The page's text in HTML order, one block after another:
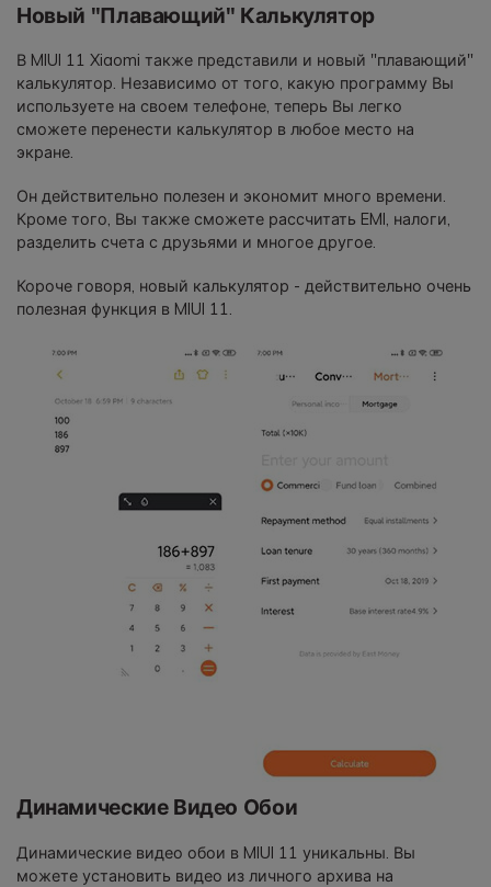
Новый "Плавающий" Калькулятор
В MIUI 11 Xiaomi также представили и новый "плавающий"
калькулятор. Независимо от того, какую программу Вы
используете на своем телефоне, теперь Вы легко
сможете перенести калькулятор в любое место на
экране.
Он действительно полезен и экономит много времени.
Кроме того, Вы также сможете рассчитать EMI, налоги,
разделить счета с друзьями и многое другое.
Короче говоря, новый калькулятор - действительно очень
полезная функция в MIUI 11.
Динамические Видео Обои
Динамические видео обои в MIUI 11 уникальны. Вы
можете установить видео из личного архива на